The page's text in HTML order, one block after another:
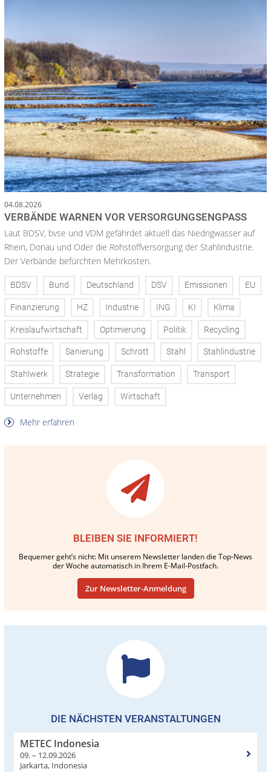
04.08.2026
VERBÄNDE WARNEN VOR VERSORGUNGSENGPASS
Laut BDSV, bvse und VDM gefährdet aktuell das Niedrigwasser auf
Rhein, Donau und Oder die Rohstoffversorgung der Stahlindustrie.
Der Verbände befürchten Mehrkosten.
BDSV Bund Deutschland DSV Emissionen EU
Finanzierung HZ Industrie ING KI Klima
Kreislaufwirtschaft Optimierung Politik Recycling
Rohstoffe Sanierung Schrott Stahl Stahlindustrie
Stahlwerk Strategie Transformation Transport
Unternehmen Verlag Wirtschaft
Mehr erfahren
BLEIBEN SIE INFORMIERT!
Bequemer geht’s nicht: Mit unserem Newsletter landen die Top-News
der Woche automatisch in Ihrem E-Mail-Postfach.
Zur Newsletter-Anmeldung
DIE NÄCHSTEN VERANSTALTUNGEN
METEC Indonesia
09. – 12.09.2026
Jarkarta, Indonesia